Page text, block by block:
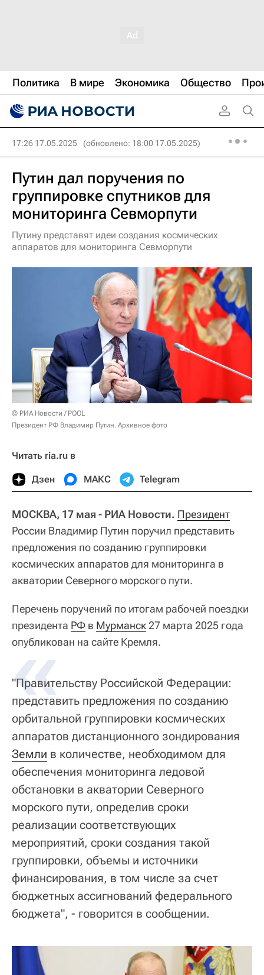
Политика В мире Экономика Общество
17:26 17.05.2025 (обновлено: 18:00 17.05.2025)
Путин дал поручения по
группировке спутников для
мониторинга Севморпути
Путину представят идеи создания космических
аппаратов для мониторинга Севморпути
© РИА Новости / POOL
Президент РФ Владимир Путин. Архивное фото
Читать ria.ru в
Дзен МАКС Telegram
МОСКВА, 17 мая - РИА Новости. Президент
России Владимир Путин поручил представить
предложения по созданию группировки
космических аппаратов для мониторинга в
акватории Северного морского пути.
Перечень поручений по итогам рабочей поездки
президента РФ в Мурманск 27 марта 2025 года
опубликован на сайте Кремля.
«
"Правительству Российской Федерации:
представить предложения по созданию
орбитальной группировки космических
аппаратов дистанционного зондирования
Земли в количестве, необходимом для
обеспечения мониторинга ледовой
обстановки в акватории Северного
морского пути, определив сроки
реализации соответствующих
мероприятий, сроки создания такой
группировки, объемы и источники
финансирования, в том числе за счет
бюджетных ассигнований федерального
бюджета", - говорится в сообщении.